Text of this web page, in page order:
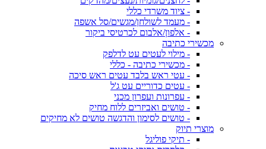
- ציוד משרדי כללי
- מעמד לשולחן/מגשים/סל אשפה
- אלפון/אלבום לכרטיסי ביקור
מכשירי כתיבה
- מילוי לעטים עט לדלפק
- מכשירי כתיבה - כללי
- עטי ראש בלבד עטים ראש סיכה
- עטים כדוריים עט ג'ל
- עפרונות ועפרון מכני
- טושים ואביזרים ללוח מחיק
- טושים לסימון והדגשה טושים לא מחיקים
מוצרי תיוק
- תיקי פוליגל